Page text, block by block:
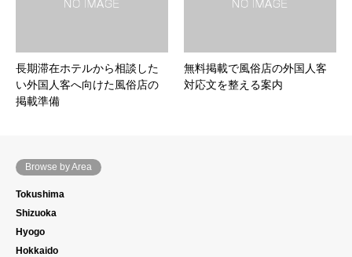
長期滞在ホテルから相談した
い外国人客へ向けた風俗店の
掲載準備
無料掲載で風俗店の外国人客
対応文を整える案内
Browse by Area
Tokushima
Shizuoka
Hyogo
Hokkaido